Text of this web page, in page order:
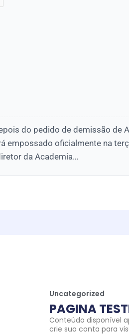
do pedido de demissão de
empossado oficialmente na
da Academia…
Uncategorized
PAGINA
Conteúdo disponível
crie sua conta para